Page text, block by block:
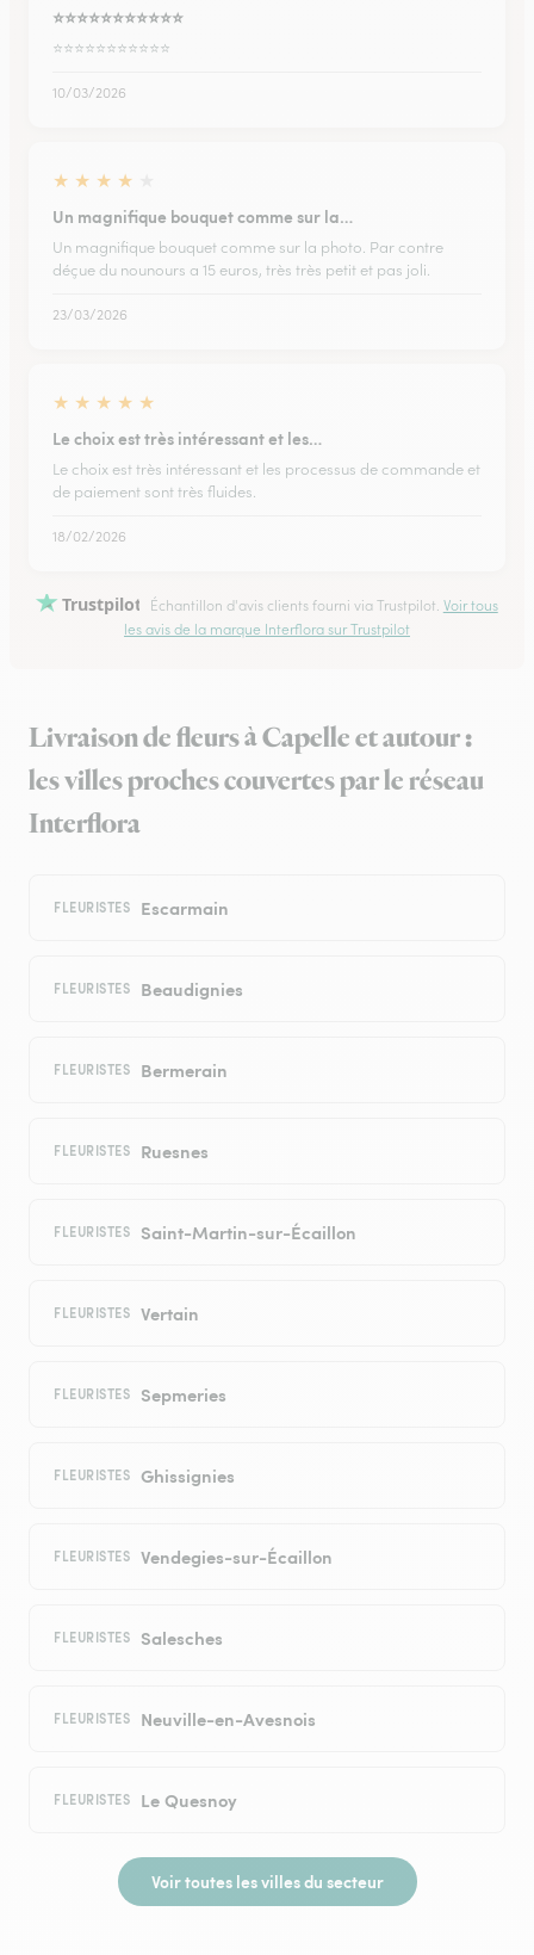
⭐️⭐️⭐️⭐️⭐️⭐️⭐️⭐️⭐️⭐️⭐️
⭐️⭐️⭐️⭐️⭐️⭐️⭐️⭐️⭐️⭐️⭐️
10/03/2026
★ ★ ★ ★
Un magnifique bouquet comme sur la…
Un magnifique bouquet comme sur la photo. Par contre
déçue du nounours a 15 euros, très très petit et pas joli.
23/03/2026
★ ★ ★ ★ ★
Le choix est très intéressant et les…
Le choix est très intéressant et les processus de commande et
de paiement sont très fluides.
18/02/2026
Trustpilot Échantillon d'avis clients fourni via Trustpilot. Voir tous
les avis de la marque Interflora sur Trustpilot
Livraison de fleurs à Capelle et autour :
les villes proches couvertes par le réseau
Interflora
FLEURISTES Escarmain
FLEURISTES Beaudignies
FLEURISTES Bermerain
FLEURISTES Ruesnes
FLEURISTES Saint-Martin-sur-Écaillon
FLEURISTES Vertain
FLEURISTES Sepmeries
FLEURISTES Ghissignies
FLEURISTES Vendegies-sur-Écaillon
FLEURISTES Salesches
FLEURISTES Neuville-en-Avesnois
FLEURISTES Le Quesnoy
Voir toutes les villes du secteur